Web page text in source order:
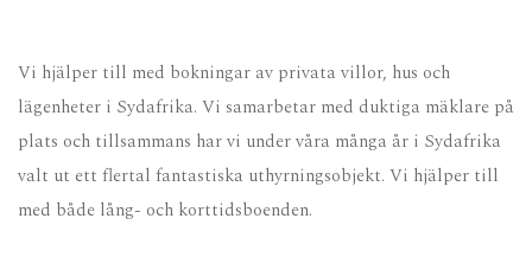
Vi hjälper till med bokningar av privata villor, hus och
lägenheter i Sydafrika. Vi samarbetar med duktiga mäklare på
plats och tillsammans har vi under våra många år i Sydafrika
valt ut ett flertal fantastiska uthyrningsobjekt. Vi hjälper till
med både lång- och korttidsboenden.